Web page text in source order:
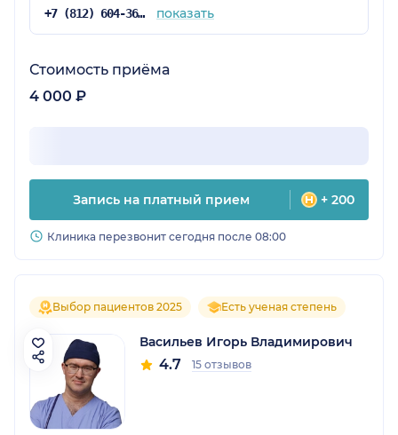
+7 (812) 604-36-34 показать
Стоимость приёма
4 000 ₽
Запись на платный прием + 200
Клиника перезвонит сегодня после 08:00
Выбор пациентов 2025 Есть ученая степень
Васильев Игорь Владимирович
4.7 15 отзывов